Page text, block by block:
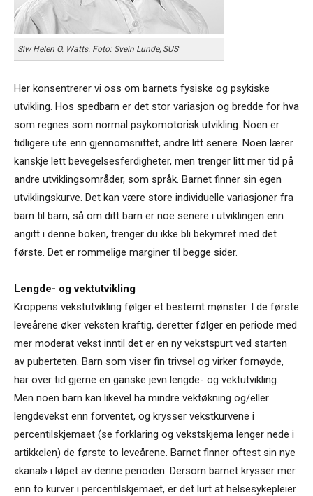
Siw Helen O. Watts. Foto: Svein Lunde, SUS
Her konsentrerer vi oss om barnets fysiske og psykiske
utvikling. Hos spedbarn er det stor variasjon og bredde for hva
som regnes som normal psykomotorisk utvikling. Noen er
tidligere ute enn gjennomsnittet, andre litt senere. Noen lærer
kanskje lett bevegelsesferdigheter, men trenger litt mer tid på
andre utviklingsområder, som språk. Barnet finner sin egen
utviklingskurve. Det kan være store individuelle variasjoner fra
barn til barn, så om ditt barn er noe senere i utviklingen enn
angitt i denne boken, trenger du ikke bli bekymret med det
første. Det er rommelige marginer til begge sider.
Lengde- og vektutvikling
Kroppens vekstutvikling følger et bestemt mønster. I de første
leveårene øker veksten kraftig, deretter følger en periode med
mer moderat vekst inntil det er en ny vekstspurt ved starten
av puberteten. Barn som viser fin trivsel og virker fornøyde,
har over tid gjerne en ganske jevn lengde- og vektutvikling.
Men noen barn kan likevel ha mindre vektøkning og/eller
lengdevekst enn forventet, og krysser vekstkurvene i
percentilskjemaet (se forklaring og vekstskjema lenger nede i
artikkelen) de første to leveårene. Barnet finner oftest sin nye
«kanal» i løpet av denne perioden. Dersom barnet krysser mer
enn to kurver i percentilskjemaet, er det lurt at helsesykepleier